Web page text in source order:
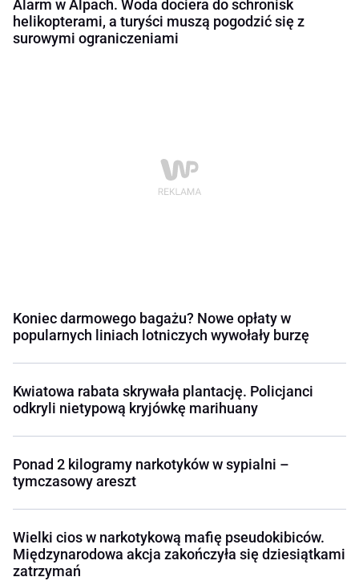
Alarm w Alpach. Woda dociera do schronisk
helikopterami, a turyści muszą pogodzić się z
surowymi ograniczeniami
Koniec darmowego bagażu? Nowe opłaty w
popularnych liniach lotniczych wywołały burzę
Kwiatowa rabata skrywała plantację. Policjanci
odkryli nietypową kryjówkę marihuany
Ponad 2 kilogramy narkotyków w sypialni –
tymczasowy areszt
Wielki cios w narkotykową mafię pseudokibiców.
Międzynarodowa akcja zakończyła się dziesiątkami
zatrzymań